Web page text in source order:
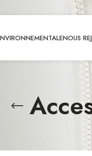
NOUS